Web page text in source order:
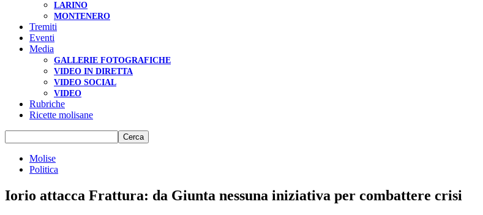
LARINO
MONTENERO
Tremiti
Eventi
Media
GALLERIE FOTOGRAFICHE
VIDEO IN DIRETTA
VIDEO SOCIAL
VIDEO
Rubriche
Ricette molisane
Molise
Politica
Iorio attacca Frattura: da Giunta nessuna iniziativa per combattere crisi